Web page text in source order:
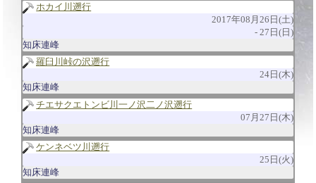
ホカイ川遡行
2017年08月26日(土)
27日(日)
知床連峰
羅臼川峠の沢遡行
24日(木)
知床連峰
チエサクエトンビ川一ノ沢二ノ沢遡行
07月27日(木)
知床連峰
ケンネベツ川遡行
25日(火)
知床連峰